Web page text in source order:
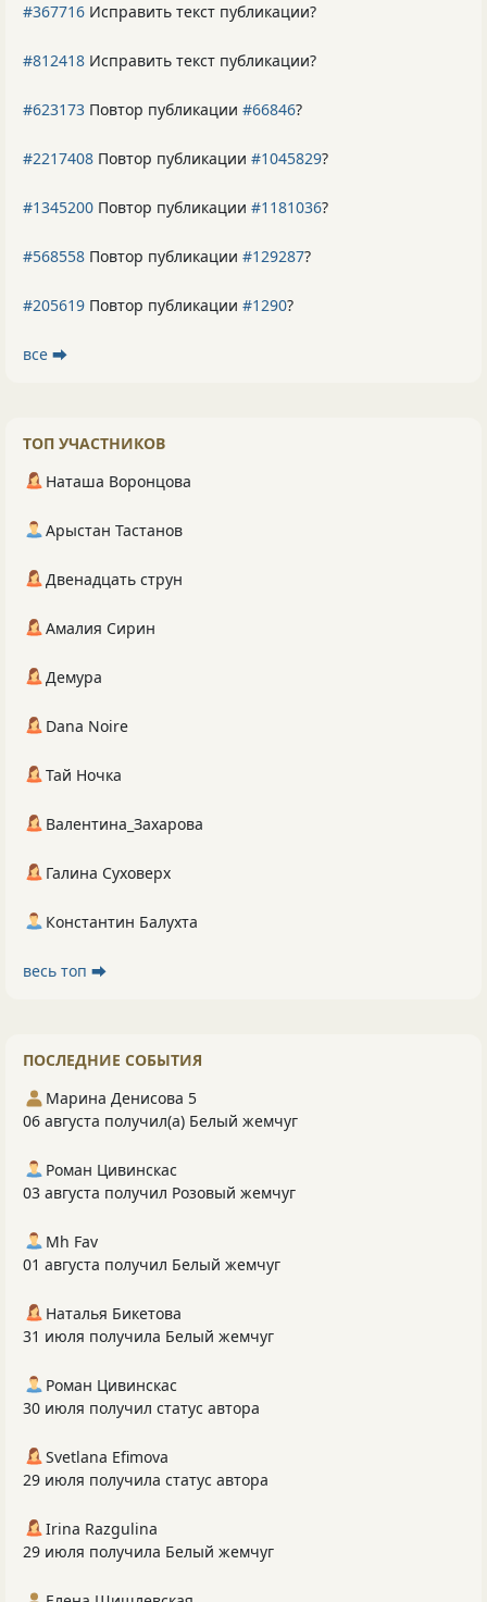
#367716 Исправить текст публикации?
#812418 Исправить текст публикации?
#623173 Повтор публикации #66846?
#2217408 Повтор публикации #1045829?
#1345200 Повтор публикации #1181036?
#568558 Повтор публикации #129287?
#205619 Повтор публикации #1290?
все ⮕
ТОП УЧАСТНИКОВ
Наташа Воронцова
Арыстан Тастанов
Двенадцать струн
Амалия Сирин
Демура
Dana Noire
Тай Ночка
Валентина_Захарова
Галина Суховерх
Константин Балухта
весь топ ⮕
ПОСЛЕДНИЕ СОБЫТИЯ
Марина Денисова 5
06 августа получил(а) Белый жемчуг
Роман Цивинскас
03 августа получил Розовый жемчуг
Mh Fav
01 августа получил Белый жемчуг
Наталья Бикетова
31 июля получила Белый жемчуг
Роман Цивинскас
30 июля получил статус автора
Svetlana Efimova
29 июля получила статус автора
Irina Razgulina
29 июля получила Белый жемчуг